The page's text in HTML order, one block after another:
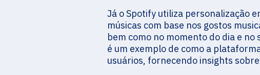
Já o Spotify utiliza personalização
músicas com base nos gostos
bem como no momento do dia e
é um exemplo de como a
usuários, fornecendo insights